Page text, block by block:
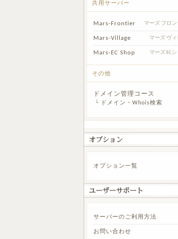
共用サーバー
Mars-Frontier マーズ フロン
Mars-Village マーズ ヴ
Mars-EC Shop マーズ EC
その他
ドメイン管理コース
└ ドメイン・Whois検索
オプション一覧
サーバーのご利用方法
お問い合わせ